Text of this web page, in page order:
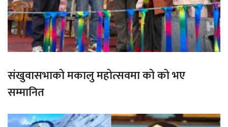
संखुवासभाको मकालु महोत्सवमा को को भए
सम्मानित